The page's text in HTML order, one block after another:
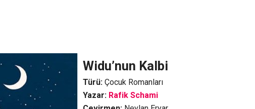
Widu’nun Kalbi
Türü:Çocuk Romanları
Yazar: Rafik Schami